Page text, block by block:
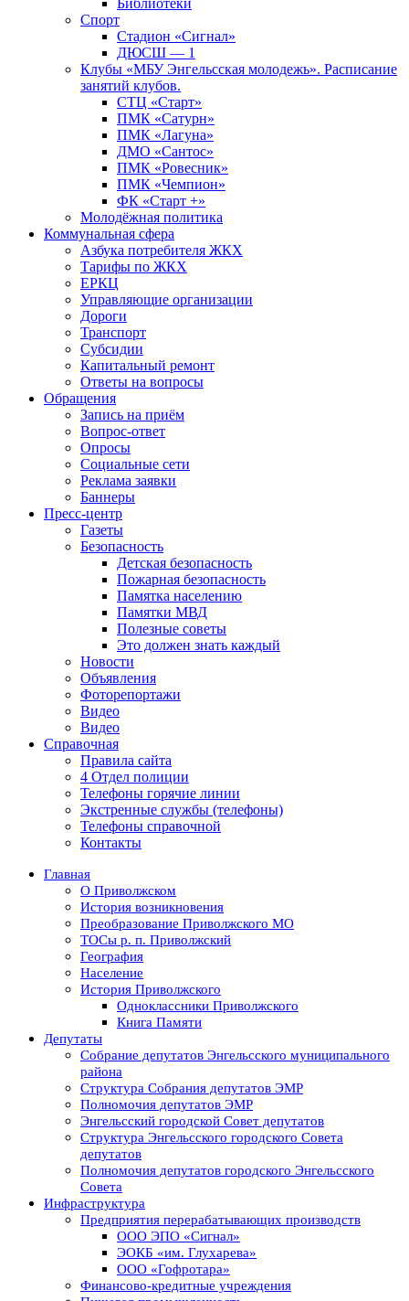
Библиотеки
Спорт
Стадион «Сигнал»
ДЮСШ — 1
Клубы «МБУ Энгельсская молодежь». Расписание
занятий клубов.
СТЦ «Старт»
ПМК «Сатурн»
ПМК «Лагуна»
ДМО «Сантос»
ПМК «Ровесник»
ПМК «Чемпион»
ФК «Старт +»
Молодёжная политика
Коммунальная сфера
Азбука потребителя ЖКХ
Тарифы по ЖКХ
ЕРКЦ
Управляющие организации
Дороги
Транспорт
Субсидии
Капитальный ремонт
Ответы на вопросы
Обращения
Запись на приём
Вопрос-ответ
Опросы
Социальные сети
Реклама заявки
Баннеры
Пресс-центр
Газеты
Безопасность
Детская безопасность
Пожарная безопасность
Памятка населению
Памятки МВД
Полезные советы
Это должен знать каждый
Новости
Объявления
Фоторепортажи
Видео
Видео
Справочная
Правила сайта
4 Отдел полиции
Телефоны горячие линии
Экстренные службы (телефоны)
Телефоны справочной
Контакты
Главная
О Приволжском
История возникновения
Преобразование Приволжского МО
ТОСы р. п. Приволжский
География
Население
История Приволжского
Одноклассники Приволжского
Книга Памяти
Депутаты
Собрание депутатов Энгельсского муниципального
района
Структура Собрания депутатов ЭМР
Полномочия депутатов ЭМР
Энгельсский городской Совет депутатов
Структура Энгельсского городского Совета
депутатов
Полномочия депутатов городского Энгельсского
Совета
Инфраструктура
Предприятия перерабатывающих производств
ООО ЭПО «Сигнал»
ЭОКБ «им. Глухарева»
ООО «Гофротара»
Финансово-кредитные учреждения